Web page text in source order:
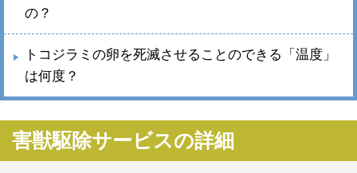
の？
トコジラミの卵を死滅させることのできる「温度」
は何度？
害獣駆除サービスの詳細